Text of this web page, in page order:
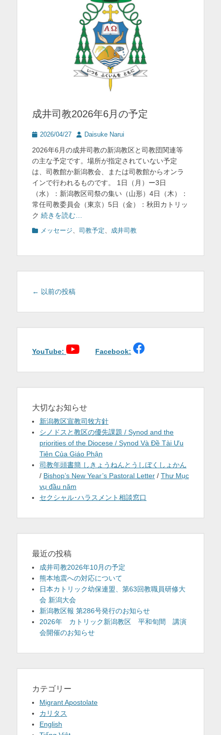
成井司教2026年6月の予定
投
日
2026/04/27
投
者
Daisuke Narui
2026年6月の成井司教の新潟教区と司教団関連等
の主な予定です。場所が指定されていない予定
は、司教館か新潟教会、または司教館からオンラ
インで行われるものです。 1日（月）ー3日
（水）：新潟教区司祭の集い（山形）4日（木）：
常任司教委員会（東京）5日（金）：秋田カトリッ
ク 続きを読む…
カ メッセージ、 司教予定、 成井司教
投
ナ
シ
ン
← 以前の投稿
YouTube: Facebook:
大切なお知らせ
新潟教区宣教司牧方針
シノドスと教区の優先課題 / Synod and the
priorities of the Diocese / Synod Và Đề Tài Ưu
Tiên Của Giáo Phận
司教年頭書簡 しきょうねんとうしぼくしょかん
/ Bishop’s New Year’s Pastoral Letter / Thư Mục
vụ đầu năm
セクシャル･ハラスメント相談窓口
最近の投稿
成井司教2026年10月の予定
熊本地震への対応について
日本カトリック幼保連盟、第63回教職員研修大
会 新潟大会
新潟教区報 第286号発行のお知らせ
2026年 カトリック新潟教区 平和旬間 講演
会開催のお知らせ
カテゴリー
Migrant Apostolate
カリタス
English